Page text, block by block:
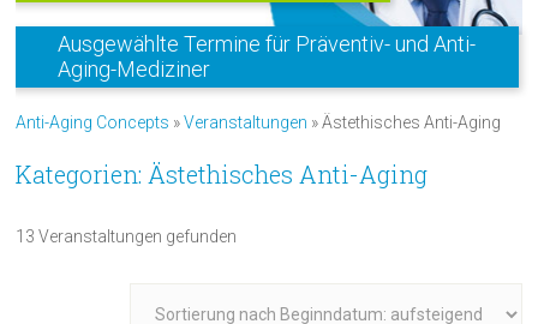
Ausgewählte Termine für Präventiv- und Anti-
Aging-Mediziner
Anti-Aging Concepts »Veranstaltungen » Ästethisches Anti-Aging
Kategorien: Ästethisches Anti-Aging
13 Veranstaltungen gefunden